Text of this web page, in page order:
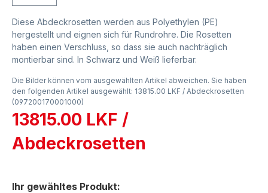
Diese Abdeckrosetten werden aus Polyethylen (PE)
hergestellt und eignen sich für Rundrohre. Die Rosetten
haben einen Verschluss, so dass sie auch nachträglich
montierbar sind. In Schwarz und Weiß lieferbar.
Die Bilder können vom ausgewählten Artikel abweichen. Sie haben
den folgenden Artikel ausgewählt: 13815.00 LKF / Abdeckrosetten
(097200170001000)
13815.00 LKF /
Abdeckrosetten
Ihr gewähltes Produkt: